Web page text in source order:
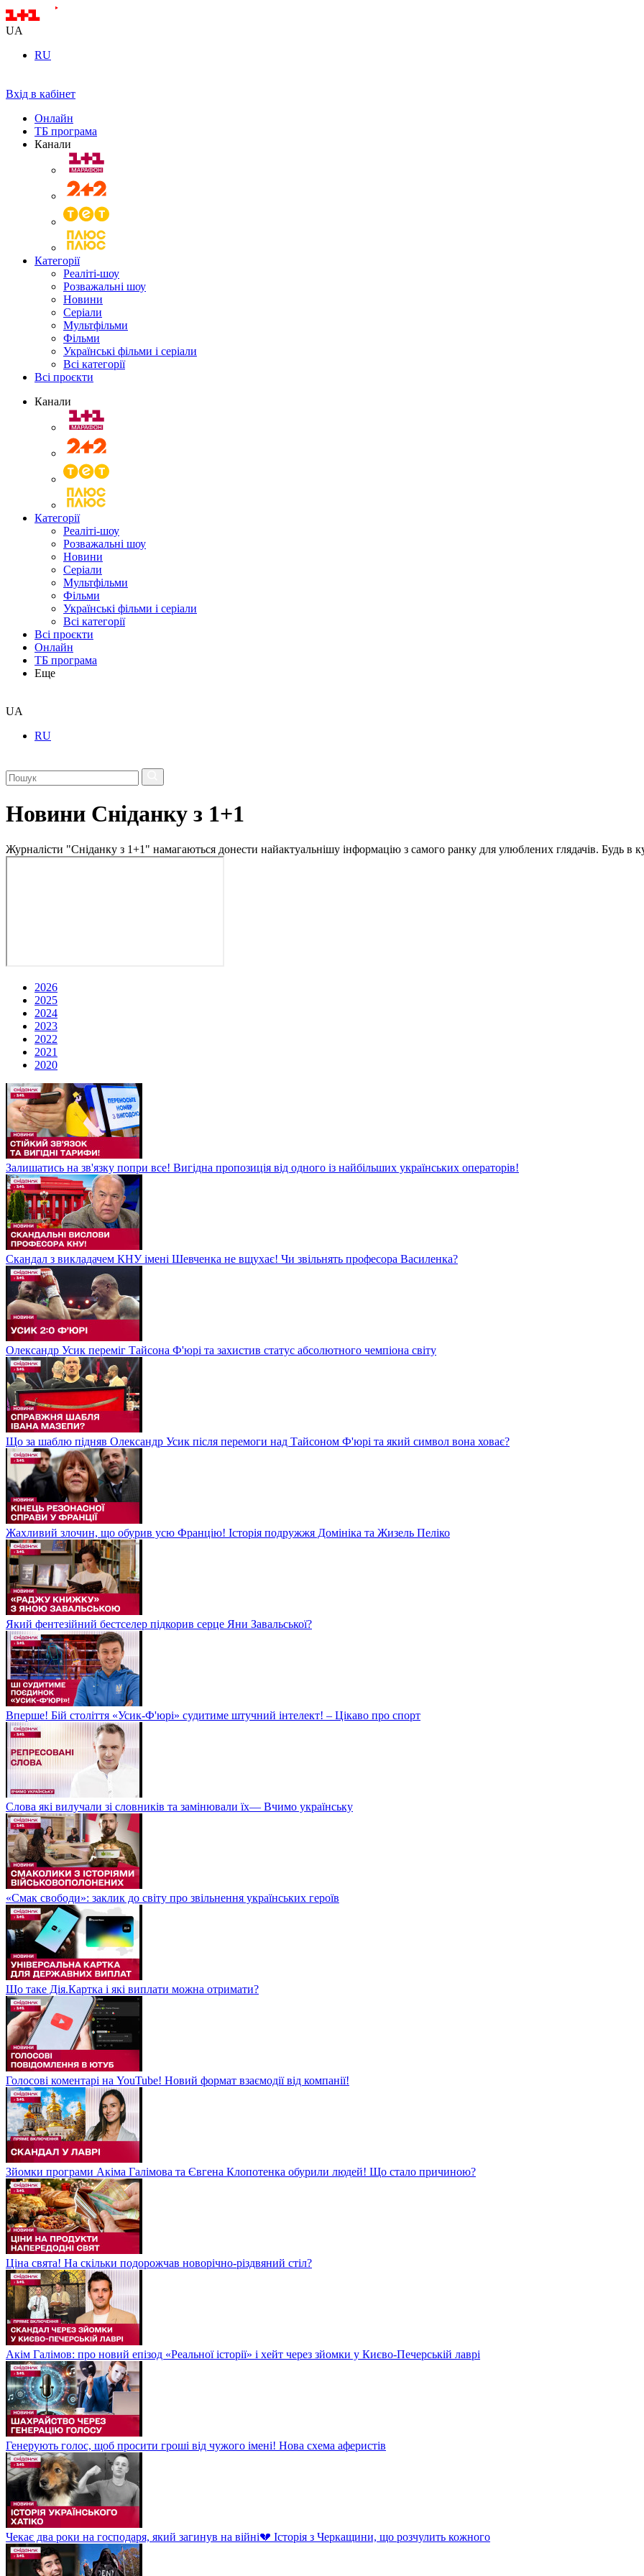
UA
RU
Вхід в кабінет
Онлайн
ТБ програма
Канали
Категорії
Реаліті-шоу
Розважальні шоу
Новини
Серіали
Мультфільми
Фільми
Українські фільми і серіали
Всі категорії
Всі проєкти
Канали
Категорії
Реаліті-шоу
Розважальні шоу
Новини
Серіали
Мультфільми
Фільми
Українські фільми і серіали
Всі категорії
Всі проєкти
Онлайн
ТБ програма
Еще
UA
RU
Новини Сніданку з 1+1
Журналісти "Сніданку з 1+1" намагаються донести найактуальнішу інформацію з самого ранку для улюблених глядачів. Будь в
2026
2025
2024
2023
2022
2021
2020
Залишатись на зв'язку попри все! Вигідна пропозиція від одного із найбільших українських операторів!
Скандал з викладачем КНУ імені Шевченка не вщухає! Чи звільнять професора Василенка?
Олександр Усик переміг Тайсона Ф'юрі та захистив статус абсолютного чемпіона світу
Що за шаблю підняв Олександр Усик після перемоги над Тайсоном Ф'юрі та який символ вона ховає?
Жахливий злочин, що обурив усю Францію! Історія подружжя Домініка та Жизель Пеліко
Який фентезійний бестселер підкорив серце Яни Завальської?
Вперше! Бій століття «Усик-Ф'юрі» судитиме штучний інтелект! – Цікаво про спорт
Слова які вилучали зі словників та замінювали їх— Вчимо українську
«Смак свободи»: заклик до світу про звільнення українських героїв
Що таке Дія.Картка і які виплати можна отримати?
Голосові коментарі на YouTube! Новий формат взаємодії від компанії!
Зйомки програми Акіма Галімова та Євгена Клопотенка обурили людей! Що стало причиною?
Ціна свята! На скільки подорожчав новорічно-різдвяний стіл?
Акім Галімов: про новий епізод «Реальної історії» і хейт через зйомки у Києво-Печерській лаврі
Генерують голос, щоб просити гроші від чужого імені! Нова схема аферистів
Чекає два роки на господаря, який загинув на війні💔 Історія з Черкащини, що розчулить кожного